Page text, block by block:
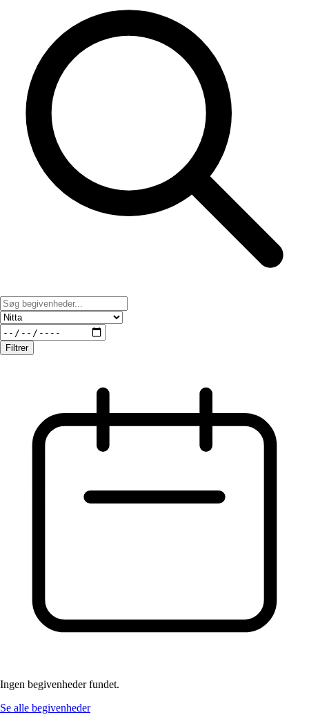
Filtrer
Ingen begivenheder fundet.
Se alle begivenheder